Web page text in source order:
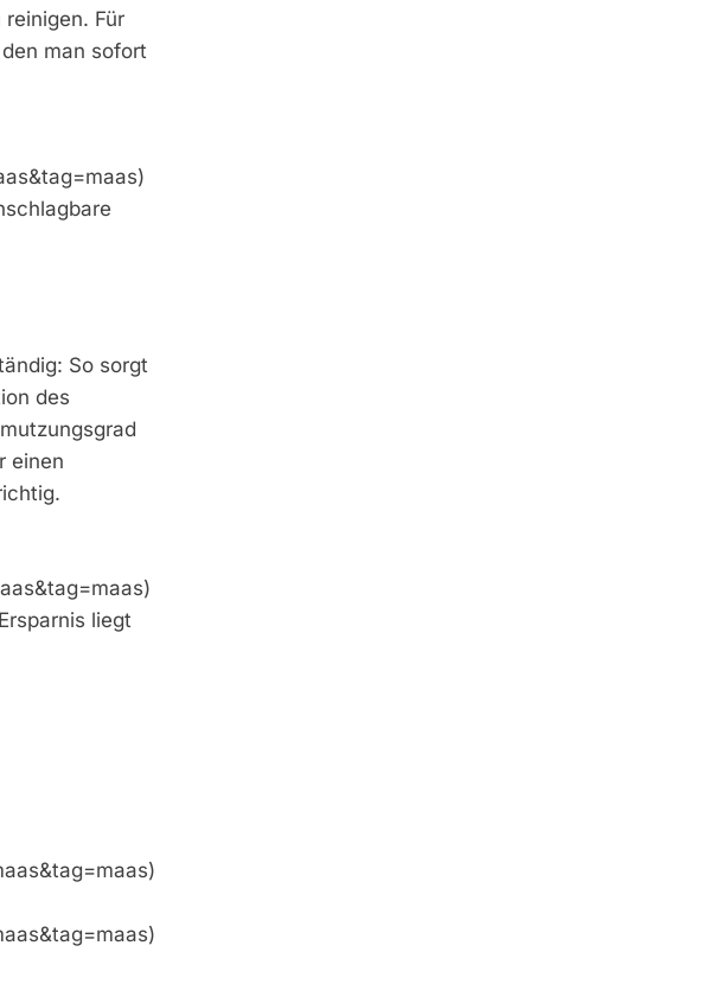
Für
man sofort
So sorgt
des
einen
liegt